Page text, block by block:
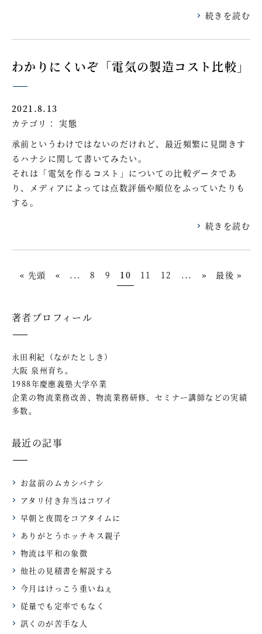
続きを読む
わかりにくいぞ「電気の製造コスト比較」
2021.8.13
カテゴリ： 実態
承前というわけではないのだけれど、最近頻繁に見聞きす
るハナシに関して書いてみたい。
それは「電気を作るコスト」についての比較データであ
り、メディアによっては点数評価や順位をふっていたりも
する。
続きを読む
« 先頭 « ... 8 9 10 11 12 ... » 最後 »
著者プロフィール
永田利紀（ながたとしき）
大阪 泉州育ち。
1988年慶應義塾大学卒業
企業の物流業務改善、物流業務研修、セミナー講師などの実績
多数。
最近の記事
お盆前のムカシバナシ
アタリ付き弁当はコワイ
早朝と夜間をコアタイムに
ありがとうホッチキス親子
物流は平和の象徴
他社の見積書を解説する
今月はけっこう重いねぇ
従量でも定率でもなく
訊くのが苦手な人